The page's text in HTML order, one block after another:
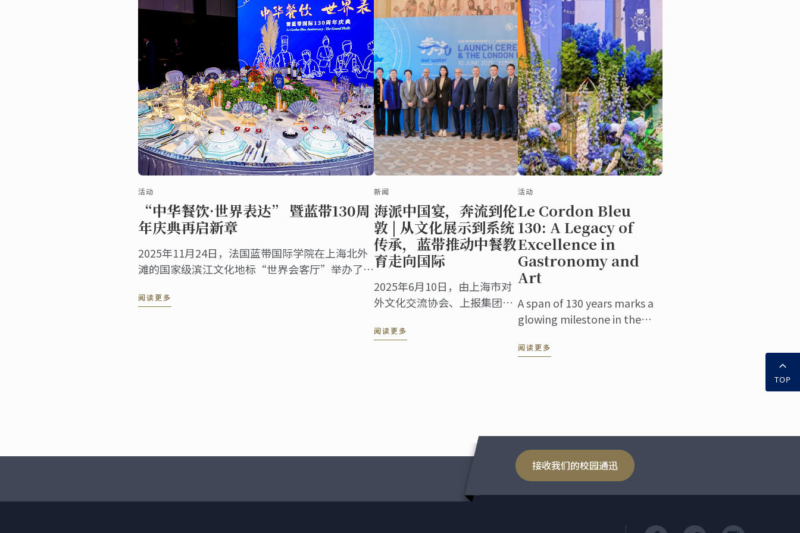
活动
“中华餐饮·世界表达” 暨蓝带130周
年庆典再启新章
2025年11月24日，法国蓝带国际学院在上海北外
滩的国家级滨江文化地标“世界会客厅”举办了盛
活动。来自多个国家的驻沪总领事、国际友人，以
阅读更多
新闻
海派中国宴，奔流到伦
敦 | 从文化展示到系统
传承，蓝带推动中餐教
育走向国际
2025年6月10日，由上海市对
外文化交流协会、上报集团、
“中华餐饮 世界表达——海派
阅读更多
活动
Le Cordon Bleu
130: A Legacy of
Excellence in
Gastronomy and
Art
A span of 130 years marks a
glowing milestone in the
to the inheritance and
阅读更多
接收我们的校园通迅
TOP